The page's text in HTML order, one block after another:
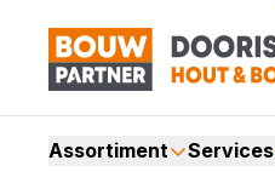
Assortiment Services